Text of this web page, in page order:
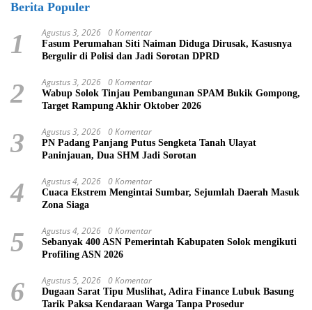
Berita Populer
1 Agustus 3, 2026 0 Komentar
Fasum Perumahan Siti Naiman Diduga Dirusak, Kasusnya
Bergulir di Polisi dan Jadi Sorotan DPRD
2 Agustus 3, 2026 0 Komentar
Wabup Solok Tinjau Pembangunan SPAM Bukik Gompong,
Target Rampung Akhir Oktober 2026
3 Agustus 3, 2026 0 Komentar
PN Padang Panjang Putus Sengketa Tanah Ulayat
Paninjauan, Dua SHM Jadi Sorotan
4 Agustus 4, 2026 0 Komentar
Cuaca Ekstrem Mengintai Sumbar, Sejumlah Daerah Masuk
Zona Siaga
5 Agustus 4, 2026 0 Komentar
Sebanyak 400 ASN Pemerintah Kabupaten Solok mengikuti
Profiling ASN 2026
6 Agustus 5, 2026 0 Komentar
Dugaan Sarat Tipu Muslihat, Adira Finance Lubuk Basung
Tarik Paksa Kendaraan Warga Tanpa Prosedur